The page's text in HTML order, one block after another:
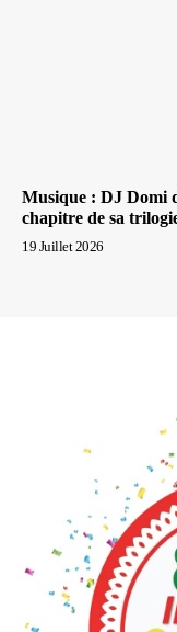
Musique : DJ Domi
chapitre de sa
19 Juillet 2026